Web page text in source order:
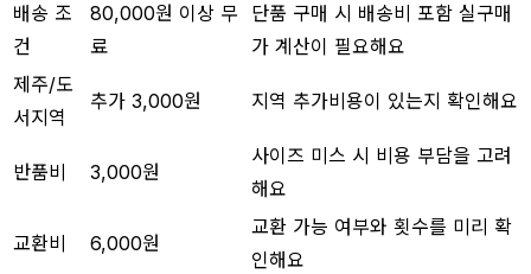
배송 조
건
80,000원 이상 무
료
단품 구매 시 배송비 포함 실구매
가 계산이 필요해요
제주/도
서지역
추가 3,000원 지역 추가비용이 있는지 확인해요
반품비 3,000원
사이즈 미스 시 비용 부담을 고려
해요
교환비 6,000원
교환 가능 여부와 횟수를 미리 확
인해요